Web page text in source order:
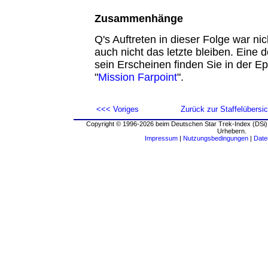
Zusammenhänge
Q's Auftreten in dieser Folge war
auch nicht das letzte bleiben. Eine
sein Erscheinen finden Sie in der
"Mission Farpoint".
<<< Voriges Zurück zur
Copyright © 1996-2026 beim Deutschen Star Trek-Index
Urhebern.
Impressum | Nutzungsbedingungen |